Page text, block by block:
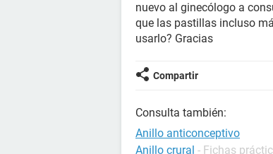
nuevo al ginecólogo a
que las pastillas incluso
usarlo? Gracias
Compartir
Consulta también:
Anillo anticonceptivo
Anillo crural - Fichas